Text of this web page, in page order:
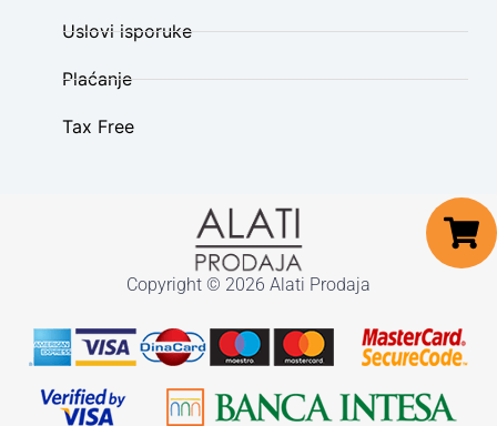
Uslovi isporuke
Plaćanje
Tax Free
Copyright © 2026 Alati Prodaja